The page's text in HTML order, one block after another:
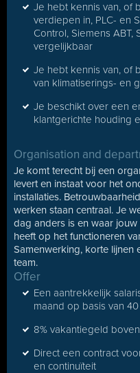
Je hebt kennis van, of
verdiepen in, PLC- en
Control, Siemens ABT,
vergelijkbaar
Je hebt kennis van, of
van klimatiserings- en
Je beschikt over een
klantgerichte houding
Organisation and
Je komt terecht bij een
levert en instaat voor het
installaties.
werken staan centraal. Je
dag anders is en waar
heeft op het functioneren
Samenwerking, korte lijnen
team.
Offer
Een aantrekkelijk
maand op basis van
8% vakantiegeld
Direct een contract
en continuïteit